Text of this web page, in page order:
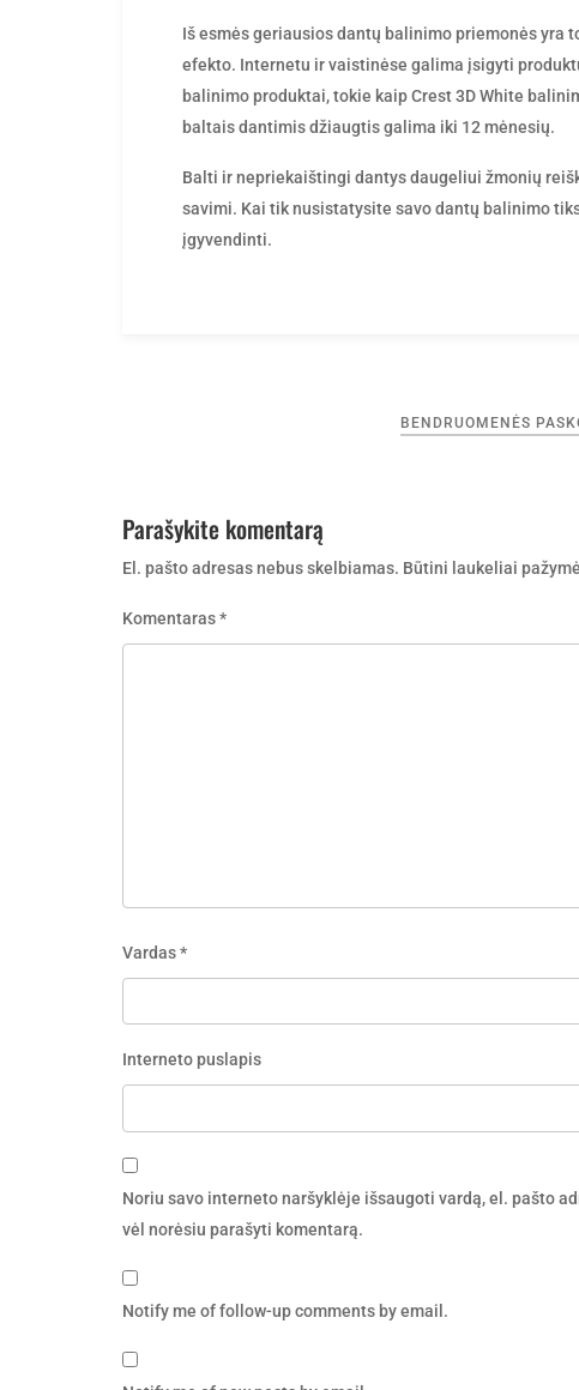
Iš esmės geriausios dantų balinimo priemonės yra
efekto. Internetu ir vaistinėse galima įsigyti
balinimo produktai, tokie kaip Crest 3D White
baltais dantimis džiaugtis galima iki 12 mėnesių.
Balti ir nepriekaištingi dantys daugeliui žmonių
savimi. Kai tik nusistatysite savo dantų balinimo
įgyvendinti.
BENDRUOMENĖS
Parašykite komentarą
El. pašto adresas nebus skelbiamas. Būtini laukeliai
Komentaras*
Vardas*
Interneto puslapis
Noriu savo interneto naršyklėje išsaugoti vardą, el. pašto
vėl norėsiu parašyti komentarą.
Notify me of follow-up comments by email.